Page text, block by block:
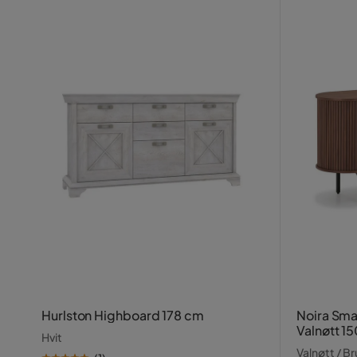
Hurlston Highboard 178 cm
Hvit
Noira
Valnøtt
Valnøtt /